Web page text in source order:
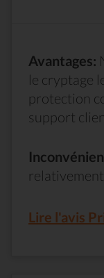
Avantages:
le cryptage
protection
support
relativement
Lire l'avis